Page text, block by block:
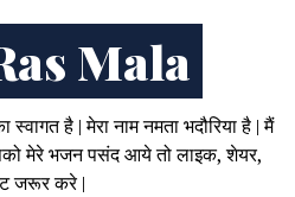
Mala
है | मेरा नाम नमता भदौरिया है | मैं
मेरे भजन पसंद आये तो लाइक, शेयर,
जरूर करे |